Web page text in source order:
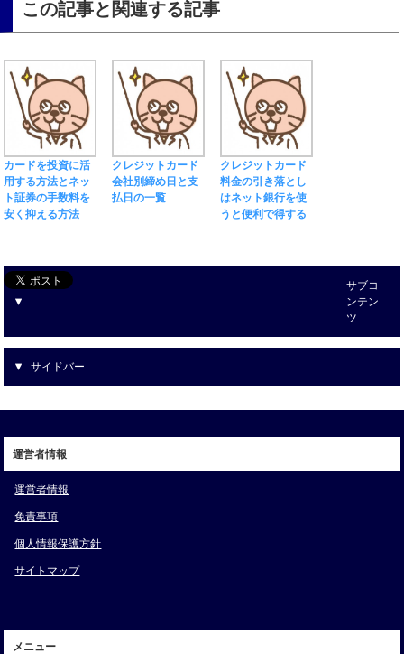
この記事と関連する記事
カードを投資に活
用する方法とネッ
ト証券の手数料を
安く抑える方法
クレジットカード
会社別締め日と支
払日の一覧
クレジットカード
料金の引き落とし
はネット銀行を使
うと便利で得する
サブコ
ンテン
ツ
サイドバー
運営者情報
運営者情報
免責事項
個人情報保護方針
サイトマップ
メニュー